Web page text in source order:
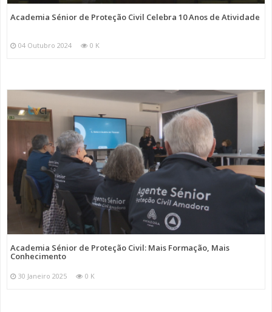
Academia Sénior de Proteção Civil Celebra 10 Anos de Atividade
04 Outubro 2024 0 K
Academia Sénior de Proteção Civil: Mais Formação, Mais
Conhecimento
30 Janeiro 2025 0 K